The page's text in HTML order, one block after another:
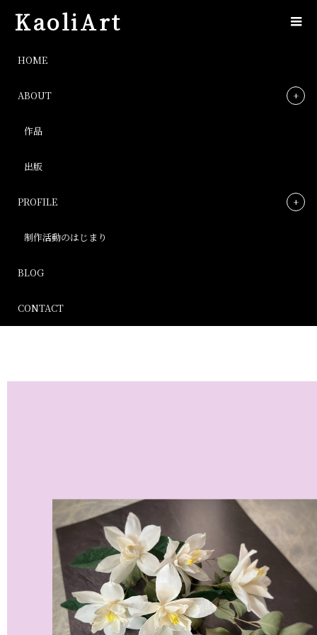
KaoliArt
HOME
ABOUT
作品
出版
PROFILE
制作活動のはじまり
BLOG
CONTACT
DSC_0476.JPG
Post